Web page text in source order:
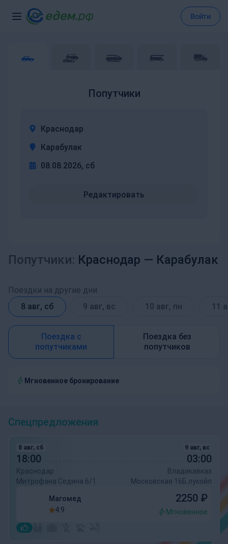
Войти
Попутчики
Краснодар
Карабулак
08.08.2026, сб
Редактировать
Попутчики: Краснодар — Карабулак
Поездки на другие дни
8 авг, сб
9 авг, вс 10 авг, пн 11
Поездка с
попутчиками
Поездка без
попутчиков
Мгновенное бронирование
Спецпредложения
18:00
8 авг, сб
Краснодар
Митрофана Седина 6/1
03:00
9 авг, вс
Владикавказ
Московская 16Б лукойл
Магомед
4.9
2250 ₽
Мгновенное